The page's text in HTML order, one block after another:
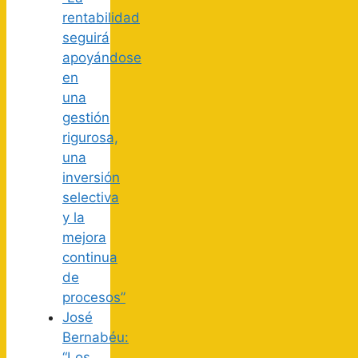
rentabilidad
seguirá
apoyándose
en
una
gestión
rigurosa,
una
inversión
selectiva
y la
mejora
continua
de
procesos”
José
Bernabéu: